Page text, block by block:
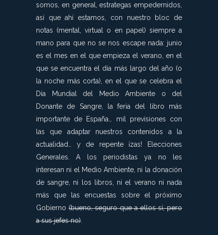
somos, en general, estrategas empedernidos,
así que ahí estamos, con nuestro bloc de
notas (mental, virtual o en papel) siempre a
mano para que no se nos escape nada: junio
es el mes en el que empieza el verano, en el
que se encuentra el día más largo del año (o
la noche más corta), en el que se celebra el
Día Mundial del Medio Ambiente o del
Donante de Sangre, la feria del libro más
importante de España… mil previsiones con
las que adaptar nuestros contenidos a la
actualidad… y de repente ¡zas! Elecciones
Generales. A los periodistas ya no les
interesan ni el Medio Ambiente, ni la donación
de sangre, ni los libros, ni el verano ni nada
más que las encuestas sobre el próximo
Gobierno (bueno, seguro que a ellos sí, pero
a sus jefes no).